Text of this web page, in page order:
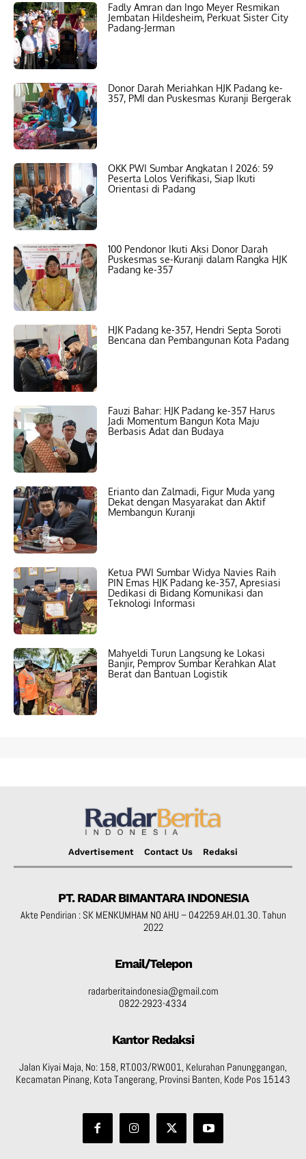
Fadly Amran dan Ingo Meyer Resmikan
Jembatan Hildesheim, Perkuat Sister City
Padang-Jerman
Donor Darah Meriahkan HJK Padang ke-
357, PMI dan Puskesmas Kuranji Bergerak
OKK PWI Sumbar Angkatan I 2026: 59
Peserta Lolos Verifikasi, Siap Ikuti
Orientasi di Padang
100 Pendonor Ikuti Aksi Donor Darah
Puskesmas se-Kuranji dalam Rangka HJK
Padang ke-357
HJK Padang ke-357, Hendri Septa Soroti
Bencana dan Pembangunan Kota Padang
Fauzi Bahar: HJK Padang ke-357 Harus
Jadi Momentum Bangun Kota Maju
Berbasis Adat dan Budaya
Erianto dan Zalmadi, Figur Muda yang
Dekat dengan Masyarakat dan Aktif
Membangun Kuranji
Ketua PWI Sumbar Widya Navies Raih
PIN Emas HJK Padang ke-357, Apresiasi
Dedikasi di Bidang Komunikasi dan
Teknologi Informasi
Mahyeldi Turun Langsung ke Lokasi
Banjir, Pemprov Sumbar Kerahkan Alat
Berat dan Bantuan Logistik
Advertisement Contact Us Redaksi
PT. RADAR BIMANTARA INDONESIA
Akte Pendirian : SK MENKUMHAM NO AHU – 042259.AH.01.30. Tahun
2022
Email/Telepon
radarberitaindonesia@gmail.com
0822-2923-4334
Kantor Redaksi
Jalan Kiyai Maja, No: 158, RT.003/RW.001, Kelurahan Panunggangan,
Kecamatan Pinang, Kota Tangerang, Provinsi Banten, Kode Pos 15143